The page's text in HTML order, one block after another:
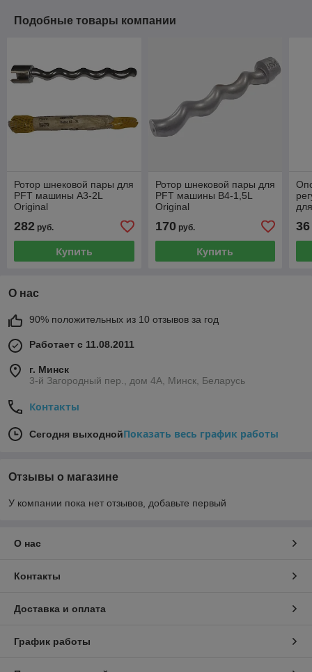
Подобные товары компании
Ротор шнековой пары для
PFT машины A3-2L
Original
282 руб.
Купить
Ротор шнековой пары для
PFT машины B4-1,5L
Original
170руб.
Купить
36
О нас
90% положительных из 10 отзывов за год
Работает с 11.08.2011
г. Минск
3-й Загородный пер., дом 4А, Минск, Беларусь
Контакты
Сегодня выходнойПоказать весь график работы
Отзывы о магазине
У компании пока нет отзывов, добавьте первый
О нас
Контакты
Доставка и оплата
График работы